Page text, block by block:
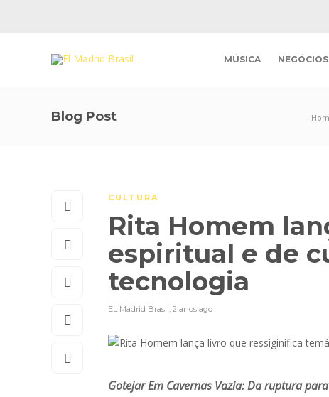
MÚSICA NEGÓCIOS
Blog Post
CULTURA
Rita Homem
espiritual e de
tecnologia
EL Madrid Brasil, 2 anos ago
Gotejar Em Cavernas Vazia: Da ruptura